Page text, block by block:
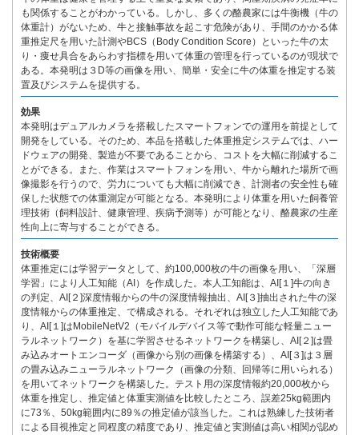
も関係することがわかっている。しかし、多くの酪農家には牛衡機（牛の
体重計）がないため、牛と接触事故を起こす危険があり、手間のかかる体
重推定尺を用いた計測やBCS（Body Condition Score）といった牛の太
り・痩せ具合をあらわす指標を用いて体重の管理を行っているのが現状で
ある。本発明は３D等の画像を用い、簡単・安全に牛の体重を推定する装
置及びシステムを提供する。
効果
本発明はデュアルカメラを搭載したスマートフォンでの運用を前提として
開発をしている。そのため、本品を搭載した体重推定システムでは、ハー
ドウェアの開発、製造が不要であることから、コストを大幅に削減するこ
とができる。また、作業はスマートフォンを用い、牛から離れた場所で画
像撮影を行うので、労力についても大幅に削減でき、計測者の安全性も確
保した状態での体重測定が可能となる。本発明により体重を用いた飼養管
理技術（飼料設計、健康管理、疾病予測等）が可能となり、酪農家の生産
性向上に寄与することができる。
技術概要
体重推定には学習データとして、約100,000枚の牛の画像を用い、「深層
学習」により人工知能（AI）を作成した。本人工知能は、AI[１]牛の向き
の判定、AI[２]深度情報からの牛の深度情報抽出、AI[３]抽出された牛の深
度情報からの体重推定、で構成される。それぞれは独立した人工知能であ
り、AI[１]はMobileNetV2（モバイルデバイス等で動作可能な軽量ニュー
ラルネットワーク）を基に学習させるネットワークを構築し、AI[２]は畳
み込みオートエンコーダ（画像から別の画像を構築する）、AI[３]は３層
の畳み込みニューラルネットワーク（画像の分類、回帰等に用いられる）
を用いてネットワークを構築した。テスト用の深度情報約20,000枚から
体重を推定し、推定値と体重実測値を比較したところ、誤差25kg範囲内
に73％、50kg範囲内に89％の推定値が該当した。これは熟練した技術者
による目視推定と同程度の精度であり、推定値と実測値は高い相関が認め